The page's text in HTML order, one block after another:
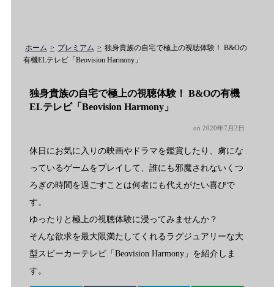
ホーム プレミアム
独身貴族の自宅で極上の視聴体験！ B&Oの
有機ELテレビ「Beovision Harmony」
独身貴族の自宅で極上の視聴体験！ B&Oの有機
ELテレビ「Beovision Harmony」
on 2020年7月2日
休日にお気に入りの映画やドラマを鑑賞したり、虜にな
っているゲームをプレイして、誰にも邪魔されないくつ
ろぎの時間を過ごすことは何者にも代えがたい喜びで
す。
ゆったりと極上の視聴体験に浸ってみませんか？
そんな欲求を最大限満たしてくれるラグジュアリーな大
型スピーカーテレビ「Beovision Harmony」を紹介しま
す。